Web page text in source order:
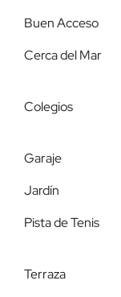
Buen Acceso
Cerca del Mar
Colegios
Garaje
Jardín
Pista de Tenis
Terraza